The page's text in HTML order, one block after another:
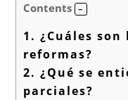
Contents
1. ¿Cuáles
reformas?
2. ¿Qué se
parciales?